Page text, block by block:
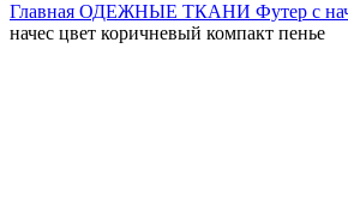
Главная ОДЕЖНЫЕ ТКАНИ Футер с
начес цвет коричневый компакт пенье